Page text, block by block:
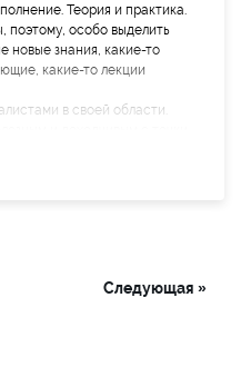
Теория и практика.
поэтому, особо выделить
новые знания, какие-то
какие-то лекции
в своей области.
Следующая »